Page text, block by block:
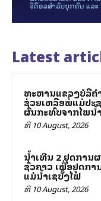
Latest
ທະຫານແຂວງບໍລີຄ
ຊ່ວຍເຫລືອພໍ່ແມ່ປະ
ຜົນກະທົບຈາກໄພນ້
ທີ 10 August, 2026
ນໍ້າເທີນ 2 ຢຸດການ
ຊົ່ວຄາວ ເພື່ອຢຸດກາ
ແມ່ນໍ້າເຊບັ້ງໄຟ
ທີ 10 August, 2026